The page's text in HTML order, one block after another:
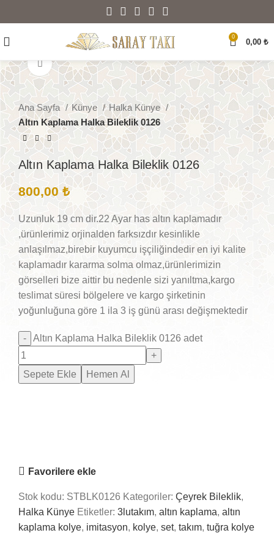
0
0,00 ₺
Büyütmek için tıklayın
Ana Sayfa Künye
Halka Künye
Altın Kaplama Halka Bileklik 0126
Altın Kaplama Halka Bileklik 0126
800,00 ₺
Uzunluk 19 cm dir.22 Ayar has altın kaplamadır
,ürünlerimiz orjinalden farksızdır kesinlikle
anlaşılmaz,birebir kuyumcu işçiliğindedir en iyi kalite
kaplamadır kararma solma olmaz,ürünlerimizin
görselleri bize aittir bu nedenle sizi yanıltma,kargo
teslimat süresi bölgelere ve kargo şirketinin
yoğunluğuna göre 1 ila 3 iş günü arası değişmektedir
Altın Kaplama Halka Bileklik 0126 adet
Sepete Ekle Hemen Al
Favorilere ekle
Stok kodu: STBLK0126 Kategoriler: Çeyrek Bileklik,
Halka Künye Etiketler: 3lutakım, altın kaplama, altın
kaplama kolye, imitasyon, kolye, set, takım, tuğra kolye